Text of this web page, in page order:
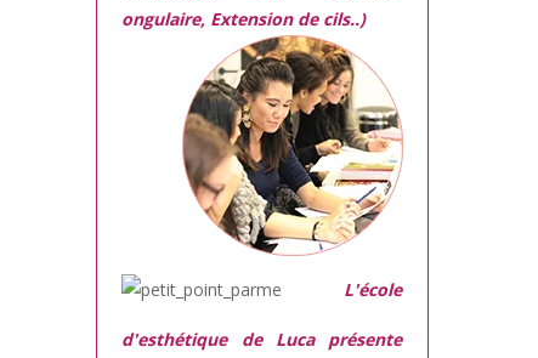
ongulaire, Extension de cils..)
L'école
d'esthétique de Luca présente